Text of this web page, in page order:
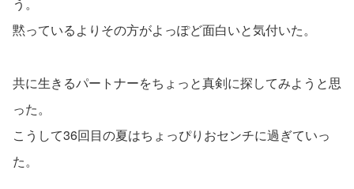
黙っているよりその方がよっぽど面白いと気付いた。
共に生きるパートナーをちょっと真剣に探してみようと思
った。
こうして36回目の夏はちょっぴりおセンチに過ぎていっ
た。